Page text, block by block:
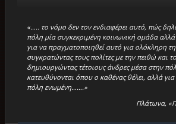
«….. το νόμο δεν τον ενδιαφέρει αυτό, πώς
πόλη μία συγκεκριμένη κοινωνική ομάδα
για να πραγματοποιηθεί αυτό για ολόκληρη
συγκρατώντας τους πολίτες με την πειθώ και
δημιουργώντας τέτοιους άνδρες μέσα στην
κατευθύνονται όπου ο καθένας θέλει, αλλά
πόλη ενωμένη…….»
Πλάτωνα,